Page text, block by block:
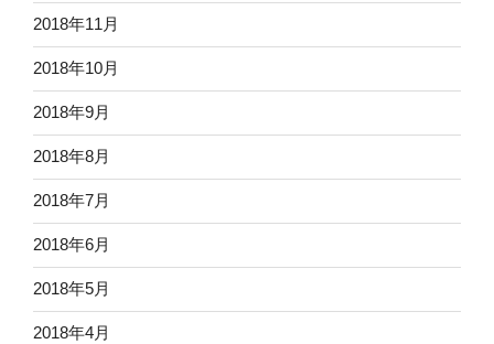
2018年11月
2018年10月
2018年9月
2018年8月
2018年7月
2018年6月
2018年5月
2018年4月